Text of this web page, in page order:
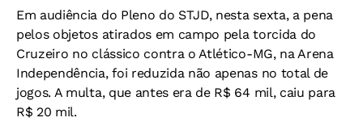
Em audiência do Pleno do STJD, nesta sexta, a pena
pelos objetos atirados em campo pela torcida do
Cruzeiro no clássico contra o Atlético-MG, na Arena
Independência, foi reduzida não apenas no total de
jogos. A multa, que antes era de R$ 64 mil, caiu para
R$ 20 mil.